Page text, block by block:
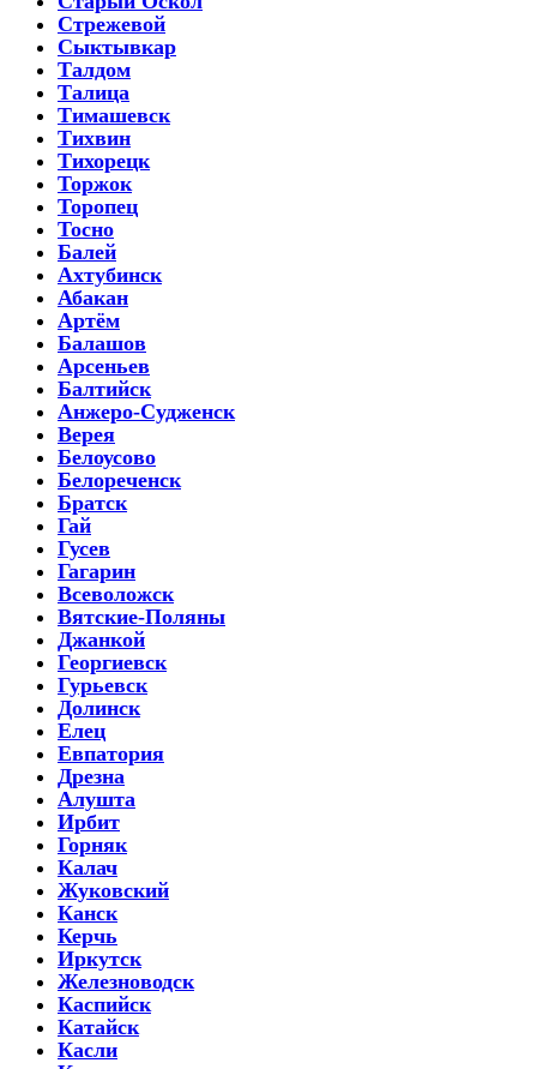
Стрежевой
Сыктывкар
Талдом
Талица
Тимашевск
Тихвин
Тихорецк
Торжок
Торопец
Тосно
Балей
Ахтубинск
Абакан
Артём
Балашов
Арсеньев
Балтийск
Анжеро-Судженск
Верея
Белоусово
Белореченск
Братск
Гай
Гусев
Гагарин
Всеволожск
Вятские-Поляны
Джанкой
Георгиевск
Гурьевск
Долинск
Елец
Евпатория
Дрезна
Алушта
Ирбит
Горняк
Калач
Жуковский
Канск
Керчь
Иркутск
Железноводск
Каспийск
Катайск
Касли